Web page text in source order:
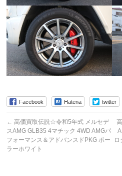
Facebook Hatena twitter
← 高価買取伝説☆令和5年式 メルセデ
スAMG GLB35 4マチック 4WD AMGパ
フォーマンス＆アドバンスドPKG ポー
ラーホワイト
ロ